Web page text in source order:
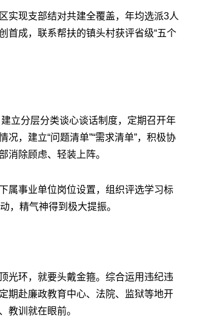
实现支部结对共建全覆盖，年均选派3人
首成，联系帮扶的镇头村获评省级“五个
立分层分类谈心谈话制度，定期召开年
，建立“问题清单”“需求清单”，积极协
消除顾虑、轻装上阵。
属事业单位岗位设置，组织评选学习标
，精气神得到极大提振。
光环，就要头戴金箍。综合运用违纪违
期赴廉政教育中心、法院、监狱等地开
教训就在眼前。